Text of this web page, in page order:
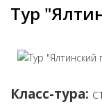
Тур
Класс-тура: